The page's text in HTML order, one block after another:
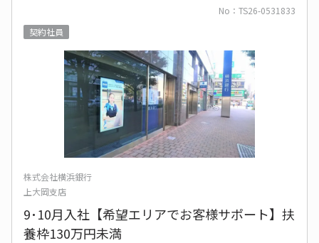
No：TS26-0531833
契約社員
株式会社横浜銀行
上大岡支店
9･10月入社【希望エリアでお客様サポート】扶
養枠130万円未満